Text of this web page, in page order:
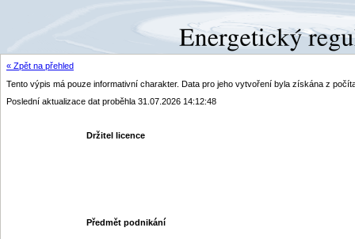
« Zpět na přehled
Tento výpis má pouze informativní charakter. Data pro jeho vytvoření byla získána z
Poslední aktualizace dat proběhla 31.07.2026 14:12:48
Držitel licence
Předmět podnikání